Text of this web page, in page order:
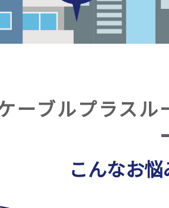
ーブルプラスル
こんなお